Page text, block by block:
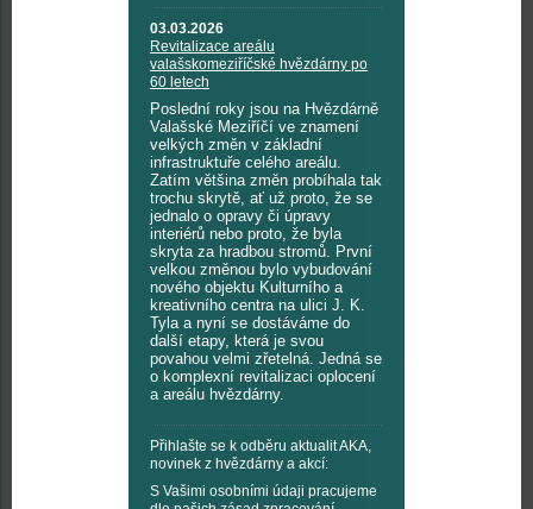
03.03.2026
Revitalizace areálu
valašskomeziříčské hvězdárny po
60 letech
Poslední roky jsou na Hvězdárně
Valašské Meziříčí ve znamení
velkých změn v základní
infrastruktuře celého areálu.
Zatím většina změn probíhala tak
trochu skrytě, ať už proto, že se
jednalo o opravy či úpravy
interiérů nebo proto, že byla
skryta za hradbou stromů. První
velkou změnou bylo vybudování
nového objektu Kulturního a
kreativního centra na ulici J. K.
Tyla a nyní se dostáváme do
další etapy, která je svou
povahou velmi zřetelná. Jedná se
o komplexní revitalizaci oplocení
a areálu hvězdárny.
Přihlašte se k odběru aktualit AKA,
novinek z hvězdárny a akcí:
S Vašimi osobními údaji pracujeme